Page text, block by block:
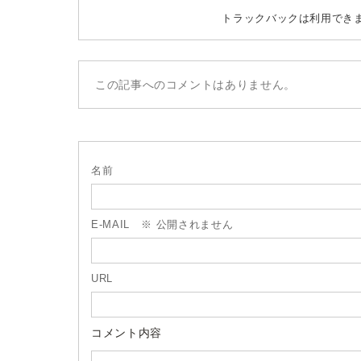
トラックバックは利用でき
この記事へのコメントはありません。
名前
E-MAIL ※ 公開されません
URL
コメント内容